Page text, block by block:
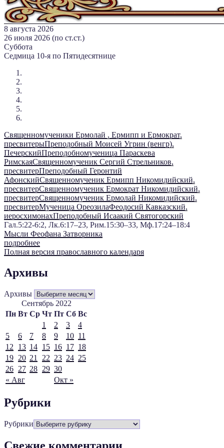
8 августа 2026
26 июля 2026 (по ст.ст.)
Суббота
Седмица 10-я по Пятидесятнице
Священномученики Ермолай , Ермипп и Ермократ,
пресвитерыПреподобный Моисей Угрин (венгр),
ПечерскийПреподобномученица Параскева
РимскаяСвященномученик Сергий Стрельников,
пресвитерПреподобный Геронтий
АфонскийСвященномученик Ермипп Никомидийский,
пресвитерСвященномученик Ермократ Никомидийский,
пресвитерСвященномученик Ермолай Никомидийский,
пресвитерМученица ОреозилаФеодосий Кавказский,
иеросхимонахПреподобный Исаакий Святогорский
Гал.5:22-6:2, Лк.6:17–23, Рим.15:30–33, Мф.17:24–18:4
Мысли Феофана Затворника
подробнее
Полная версия православного календаря
Архивы
Архивы
Сентябрь 2022
Пн Вт Ср Чт Пт Сб Вс
« Авг Окт »
1 2 3
4
5
6 7 8 9 10 11
12
13 14 15 16 17 18
19 20 21 22 23 24 25
26 27 28 29 30
Рубрики
Рубрики